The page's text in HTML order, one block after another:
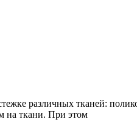
различных тканей:
на ткани. При этом